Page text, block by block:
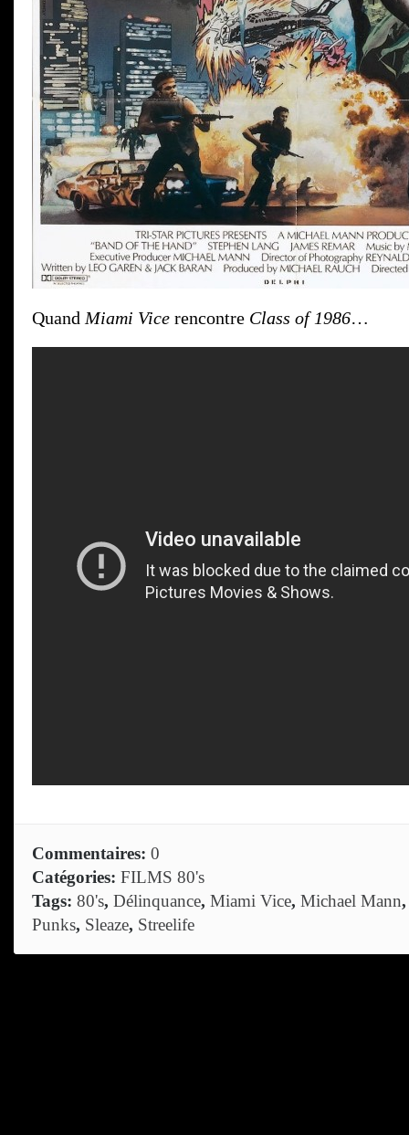
Quand Miami Vice rencontre Class of 1986…
Commentaires: 0
Catégories: FILMS 80's
Tags: 80's, Délinquance, Miami Vice, Michael Mann
Punks, Sleaze, Streelife